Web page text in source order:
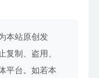
本站原创发
复制、盗用、
平台。如若本